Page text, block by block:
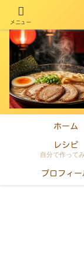
千葉在住50年以上の
ホーム
レシピ
自分で作って
プロフィー
メニュー